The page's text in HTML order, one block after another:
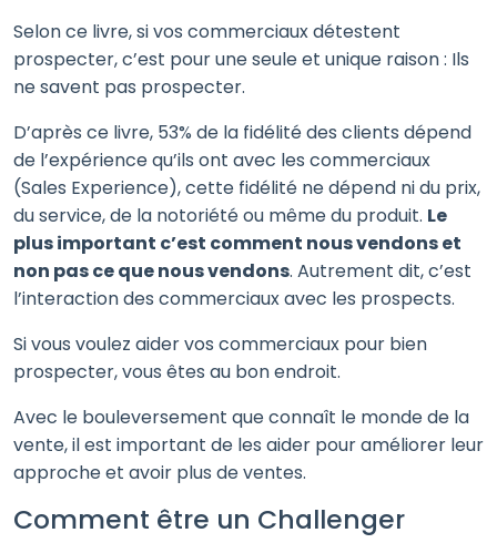
Selon ce livre, si vos commerciaux détestent
prospecter, c’est pour une seule et unique raison : Ils
ne savent pas prospecter.
D’après ce livre, 53% de la fidélité des clients dépend
de l’expérience qu’ils ont avec les commerciaux
(Sales Experience), cette fidélité ne dépend ni du prix,
du service, de la notoriété ou même du produit. Le
plus important c’est comment nous vendons et
non pas ce que nous vendons. Autrement dit, c’est
l’interaction des commerciaux avec les prospects.
Si vous voulez aider vos commerciaux pour bien
prospecter, vous êtes au bon endroit.
Avec le bouleversement que connaît le monde de la
vente, il est important de les aider pour améliorer leur
approche et avoir plus de ventes.
Comment être un Challenger